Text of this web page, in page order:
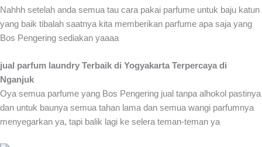
Nahhh setelah anda semua tau cara pakai parfume untuk baju katun
yang baik tibalah saatnya kita memberikan parfume apa saja yang
Bos Pengering sediakan yaaaa
jual parfum laundry Terbaik di Yogyakarta Terpercaya di
Nganjuk
Oya semua parfume yang Bos Pengering jual tanpa alhokol pastinya
dan untuk baunya semua tahan lama dan semua wangi parfumnya
menyegarkan ya, tapi balik lagi ke selera teman-teman ya